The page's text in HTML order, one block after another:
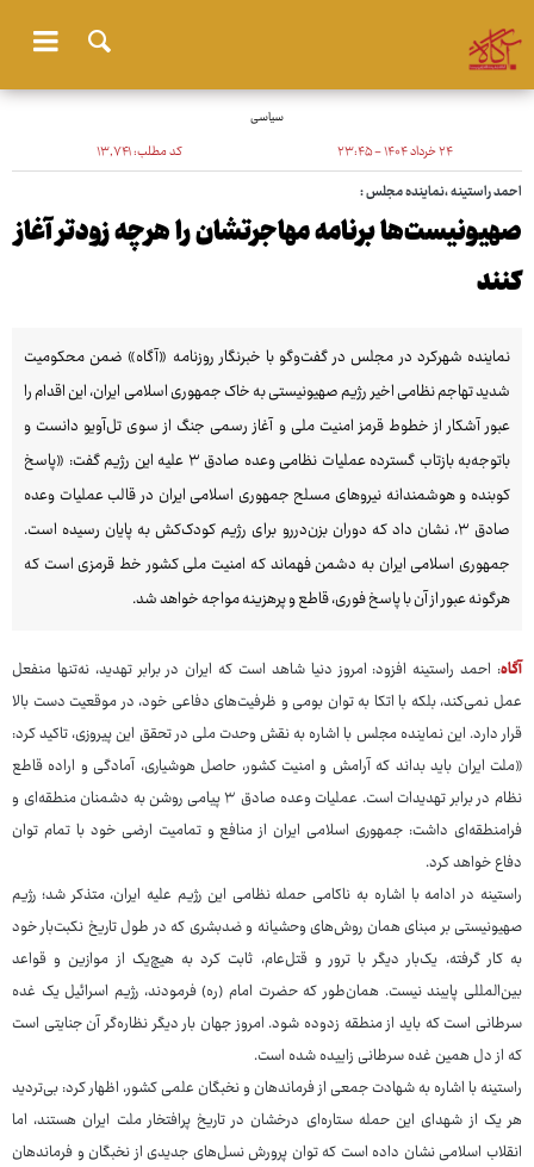
سیاسی
۲۴ خرداد ۱۴۰۴ - ۲۳:۴۵ کد مطلب:۱۳٬۷۴۱
احمد راستینه ،نماینده مجلس :
صهیونیست‌ها برنامه مهاجرتشان را هرچه زودتر آغاز
کنند
نماینده شهرکرد در مجلس در گفت‌وگو با خبرنگار روزنامه «آگاه» ضمن محکومیت
شدید تهاجم نظامی اخیر رژیم صهیونیستی به خاک جمهوری اسلامی ایران، این اقدام را
عبور آشکار از خطوط قرمز امنیت ملی و آغاز رسمی جنگ از سوی تل‌آویو دانست و
باتوجه‌به بازتاب گسترده عملیات نظامی وعده صادق ۳ علیه این رژیم گفت: «پاسخ
کوبنده و هوشمندانه نیروهای مسلح جمهوری اسلامی ایران در قالب عملیات وعده
صادق ۳، نشان داد که دوران بزن‌دررو برای رژیم کودک‌کش به پایان رسیده است.
جمهوری اسلامی ایران به دشمن فهماند که امنیت ملی کشور خط قرمزی است که
هرگونه عبور از آن با پاسخ فوری، قاطع و پرهزینه مواجه خواهد شد.
آگاه: احمد راستینه افزود: امروز دنیا شاهد است که ایران در برابر تهدید، نه‌تنها منفعل
عمل نمی‌کند، بلکه با اتکا به توان بومی و ظرفیت‌های دفاعی خود، در موقعیت دست بالا
قرار دارد. این نماینده مجلس با اشاره به نقش وحدت ملی در تحقق این پیروزی، تاکید کرد:
«ملت ایران باید بداند که آرامش و امنیت کشور، حاصل هوشیاری، آمادگی و اراده قاطع
نظام در برابر تهدیدات است. عملیات وعده صادق ۳ پیامی روشن به دشمنان منطقه‌ای و
فرامنطقه‌ای داشت: جمهوری اسلامی ایران از منافع و تمامیت ارضی خود با تمام توان
دفاع خواهد کرد.
راستینه در ادامه با اشاره به ناکامی حمله نظامی این رژیم علیه ایران، متذکر شد؛ رژیم
صهیونیستی بر مبنای همان روش‌های وحشیانه و ضدبشری که در طول تاریخ نکبت‌بار خود
به کار گرفته، یک‌بار دیگر با ترور و قتل‌عام، ثابت کرد به هیچ‌یک از موازین و قواعد
بین‌المللی پایبند نیست. همان‌طور که حضرت امام (ره) فرمودند، رژیم اسرائیل یک غده
سرطانی است که باید از منطقه زدوده شود. امروز جهان بار دیگر نظاره‌گر آن جنایتی است
که از دل همین غده سرطانی زاییده شده است.
راستینه با اشاره به شهادت جمعی از فرماندهان و نخبگان علمی کشور، اظهار کرد: بی‌تردید
هر یک از شهدای این حمله ستاره‌ای درخشان در تاریخ پرافتخار ملت ایران هستند، اما
انقلاب اسلامی نشان داده است که توان پرورش نسل‌های جدیدی از نخبگان و فرماندهان